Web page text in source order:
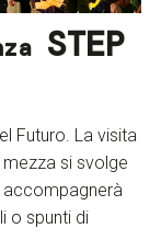
STEP
Futuro. La visita
mezza si svolge
accompagnerà
o spunti di